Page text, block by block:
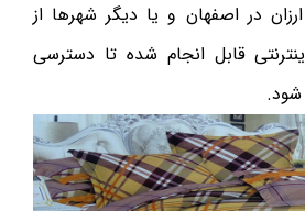
ارزان در اصفهان و یا دیگر شهرها از
قابل انجام شده تا دسترسی
شود.